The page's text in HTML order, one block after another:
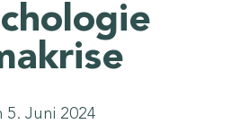
Juni 2024